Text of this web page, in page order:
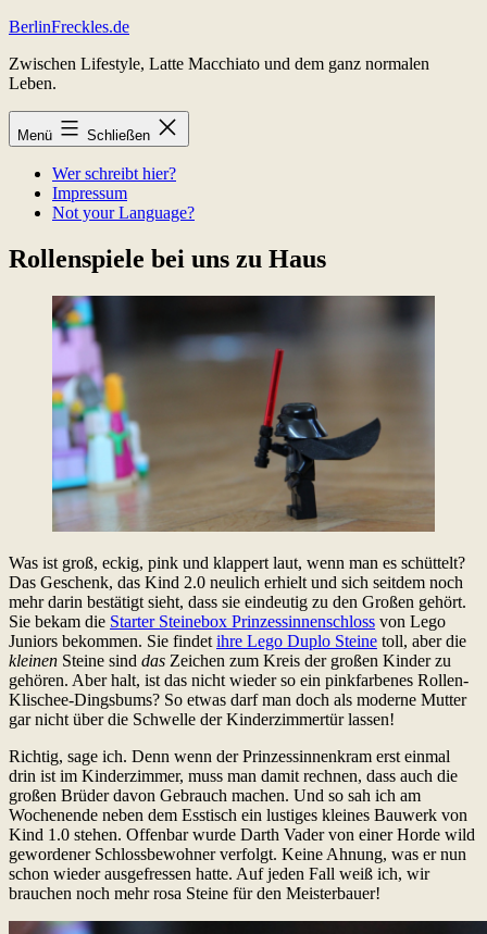
Zum
springen
BerlinFreckles.de
Zwischen Lifestyle, Latte Macchiato und dem ganz normalen
Leben.
Menü Schließen
Wer schreibt hier?
Impressum
Not your Language?
Rollenspiele bei uns zu Haus
Was ist groß, eckig, pink und klappert laut, wenn man es schüttelt?
Das Geschenk, das Kind 2.0 neulich erhielt und sich seitdem noch
mehr darin bestätigt sieht, dass sie eindeutig zu den Großen gehört.
Sie bekam die Starter Steinebox Prinzessinnenschloss von Lego
Juniors bekommen. Sie findet ihre Lego Duplo Steine toll, aber die
kleinen Steine sind das Zeichen zum Kreis der großen Kinder zu
gehören. Aber halt, ist das nicht wieder so ein pinkfarbenes Rollen-
Klischee-Dingsbums? So etwas darf man doch als moderne Mutter
gar nicht über die Schwelle der Kinderzimmertür lassen!
Richtig, sage ich. Denn wenn der Prinzessinnenkram erst einmal
drin ist im Kinderzimmer, muss man damit rechnen, dass auch die
großen Brüder davon Gebrauch machen. Und so sah ich am
Wochenende neben dem Esstisch ein lustiges kleines Bauwerk von
Kind 1.0 stehen. Offenbar wurde Darth Vader von einer Horde wild
gewordener Schlossbewohner verfolgt. Keine Ahnung, was er nun
schon wieder ausgefressen hatte. Auf jeden Fall weiß ich, wir
brauchen noch mehr rosa Steine für den Meisterbauer!